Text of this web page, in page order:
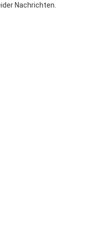
Nachrichten.